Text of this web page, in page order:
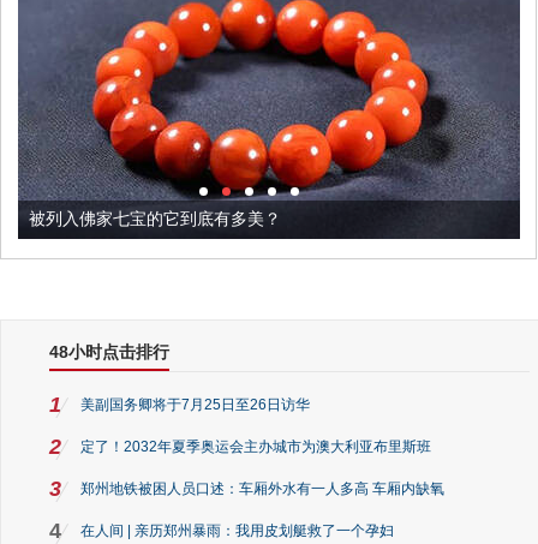
被列入佛家七宝的它到底有多美？
48小时点击排行
1 美副国务卿将于7月25日至26日访华
2 定了！2032年夏季奥运会主办城市为澳大利亚布里斯班
3 郑州地铁被困人员口述：车厢外水有一人多高 车厢内缺氧
4 在人间 | 亲历郑州暴雨：我用皮划艇救了一个孕妇